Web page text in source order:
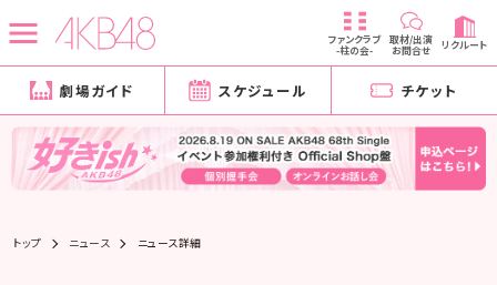
ファンクラブ
-柱の会-
取材/出演
お問合せ リクルート
劇場ガイド スケジュール チケット
トップ ニュース ニュース詳細